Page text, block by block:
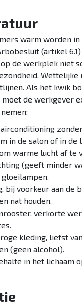
warm worden in
(artikel
de werkplek niet
Als het kwik
moet de werkgever
in de salon of in de
warme lucht af te
(geeft minder
bij voorkeur aan de
nat houden.
verkorte
kleding, liefst
(geen alcohol).
in het lichaam